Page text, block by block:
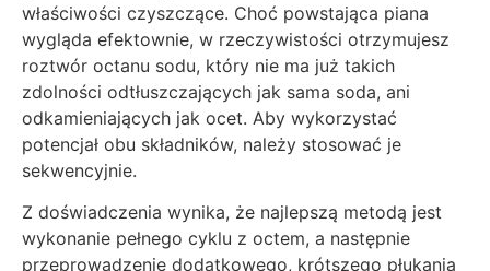
właściwości czyszczące. Choć powstająca piana
wygląda efektownie, w rzeczywistości otrzymujesz
roztwór octanu sodu, który nie ma już takich
zdolności odtłuszczających jak sama soda, ani
odkamieniających jak ocet. Aby wykorzystać
potencjał obu składników, należy stosować je
sekwencyjnie.
Z doświadczenia wynika, że najlepszą metodą jest
wykonanie pełnego cyklu z octem, a następnie
przeprowadzenie dodatkowego, krótszego płukania